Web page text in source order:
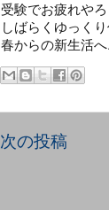
受験でお疲れやろ
しばらくゆっく
春からの新生活
次の投稿